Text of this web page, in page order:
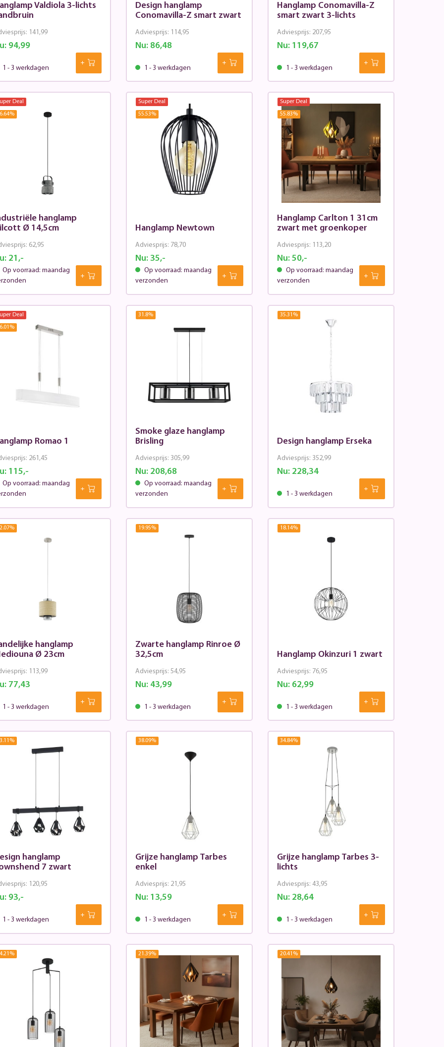
Valdiola 3-lichts
94,99
141,99
1 - 3 werkdagen
Design hanglamp
Conomavilla-Z smart zwart
Nu:86,48
Adviesprijs: 114,95
1 - 3 werkdagen
Hanglamp Conomavilla-Z
smart zwart 3-lichts
Nu:119,67
Adviesprijs: 207,95
1 - 3 werkdagen
Deal
%
hanglamp
Ø 14,5cm
21,-
62,95
Op voorraad: maandag
Super Deal
55.53%
Hanglamp Newtown
Nu:35,-
Adviesprijs: 78,70
Op voorraad: maandag
verzonden
Super Deal
55.83%
Hanglamp Carlton 1 31cm
zwart met groenkoper
Nu:50,-
Adviesprijs: 113,20
Op voorraad: maandag
verzonden
Deal
%
Romao 1
115,-
261,45
Op voorraad: maandag
31.8%
Smoke glaze hanglamp
Brisling
Nu:208,68
Adviesprijs: 305,99
Op voorraad: maandag
verzonden
35.31 %
Design hanglamp Erseka
Nu:228,34
Adviesprijs: 352,99
1 - 3 werkdagen
%
hanglamp
Ø 23cm
77,43
113,99
1 - 3 werkdagen
19.95%
Zwarte hanglamp Rinroe Ø
32,5cm
Nu:43,99
Adviesprijs: 54,95
1 - 3 werkdagen
18.14%
Hanglamp Okinzuri 1 zwart
Nu:62,99
Adviesprijs: 76,95
1 - 3 werkdagen
%
hanglamp
7 zwart
93,-
120,95
1 - 3 werkdagen
38.09%
Grijze hanglamp Tarbes
enkel
Nu:13,59
Adviesprijs: 21,95
1 - 3 werkdagen
34.84%
Grijze hanglamp Tarbes 3-
lichts
Nu:28,64
Adviesprijs: 43,95
1 - 3 werkdagen
% 21.39% 20.41 %